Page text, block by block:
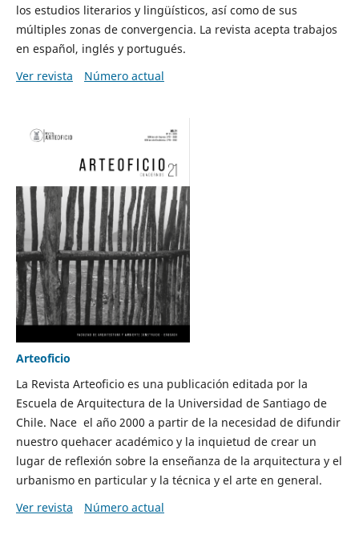
los estudios literarios y lingüísticos, así como de sus
múltiples zonas de convergencia. La revista acepta trabajos
en español, inglés y portugués.
Ver revista
Número actual
Arteoficio
La Revista Arteoficio es una publicación editada por la
Escuela de Arquitectura de la Universidad de Santiago de
Chile. Nace el año 2000 a partir de la necesidad de difundir
nuestro quehacer académico y la inquietud de crear un
lugar de reflexión sobre la enseñanza de la arquitectura y el
urbanismo en particular y la técnica y el arte en general.
Ver revista
Número actual